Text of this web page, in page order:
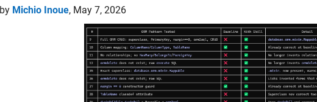
Michio Inoue, May 7, 2026